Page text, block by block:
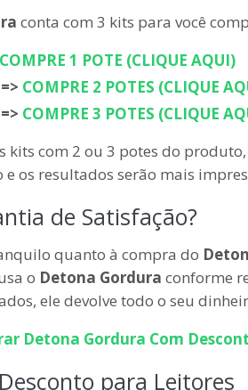
conta com 3 kits para você
COMPRE 1 POTE (CLIQUE AQUI)
COMPRE 2 POTES (CLIQUE
COMPRE 3 POTES (CLIQUE
kits com 2 ou 3 potes do
os resultados serão mais
de Satisfação?
quanto à compra do
o Detona Gordura conforme
ele devolve todo o seu
Detona Gordura Com
para Leitores